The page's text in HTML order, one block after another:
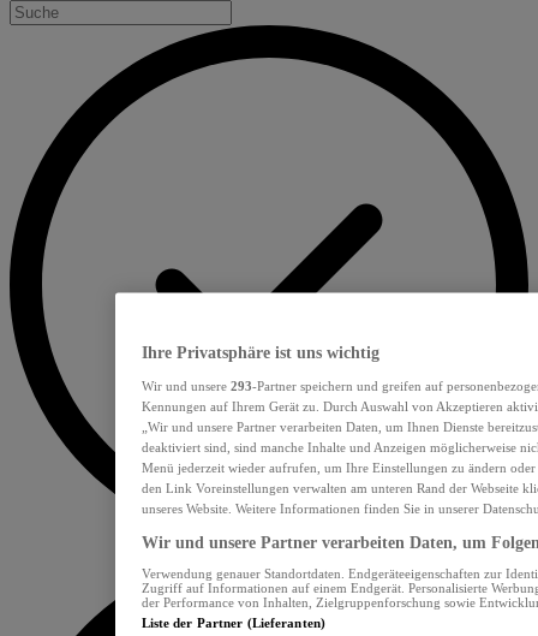
Ihre Privatsphäre ist uns wichtig
Wir und unsere 293-Partner speichern und greifen auf
Kennungen auf Ihrem Gerät zu. Durch Auswahl von Akzeptieren
„Wir und unsere Partner verarbeiten Daten, um Ihnen Dienste
deaktiviert sind, sind manche Inhalte und Anzeigen möglicherweise
Menü jederzeit wieder aufrufen, um Ihre Einstellungen zu ändern
den Link Voreinstellungen verwalten am unteren Rand der Webseite
unseres Website. Weitere Informationen finden Sie in unserer
Wir und unsere Partner verarbeiten Daten, um
Verwendung genauer Standortdaten. Endgeräteeigenschaften zur
Zugriff auf Informationen auf einem Endgerät. Personalisierte
der Performance von Inhalten, Zielgruppenforschung sowie
Liste der Partner (Lieferanten)